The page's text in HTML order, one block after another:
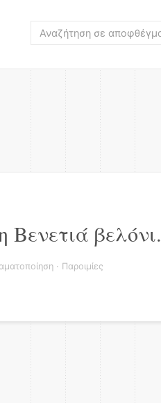
Βενετιά βελόνι.
· Παροιμίες